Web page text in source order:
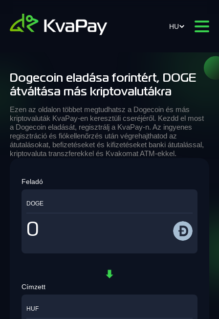
HU
Dogecoin eladása forintért, DOGE
átváltása más kriptovalutákra
Ezen az oldalon többet megtudhatsz a Dogecoin és más
kriptovaluták KvaPay-en keresztüli cseréjéről. Kezdd el most
a Dogecoin eladását, regisztrálj a KvaPay-n. Az ingyenes
regisztráció és fiókellenőrzés után végrehajthatod az
átutalásokat, befizetéseket és kifizetéseket banki átutalással,
kriptovaluta transzferekkel és Kvakomat ATM-ekkel.
Feladó
DOGE
Címzett
HUF